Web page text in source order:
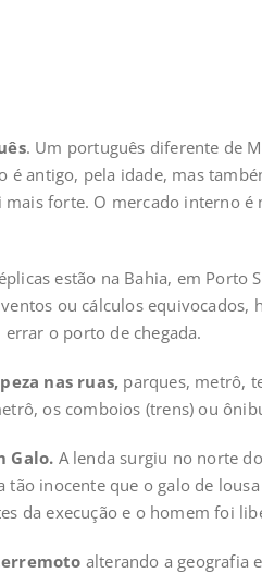
. Um português diferente de
antigo, pela idade, mas
mais forte. O mercado interno
estão na Bahia, em Porto
ou cálculos equivocados,
o porto de chegada.
nas ruas, parques, metrô,
os comboios (trens) ou
Galo. A lenda surgiu no norte
tão inocente que o galo de
da execução e o homem foi
alterando a geografia